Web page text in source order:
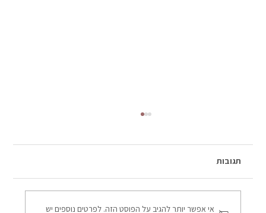
תגובות
אי אפשר יותר להגיב על הפוסט הזה. לפרטים נוספים יש